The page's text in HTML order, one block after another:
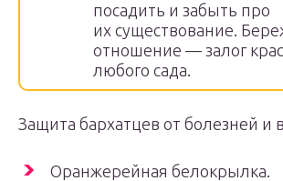
посадить и забыть про
их существование.
отношение — залог
любого сада.
Защита бархатцев от болезней и
Оранжерейная белокрылка.